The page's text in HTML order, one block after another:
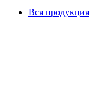
Вся продукция